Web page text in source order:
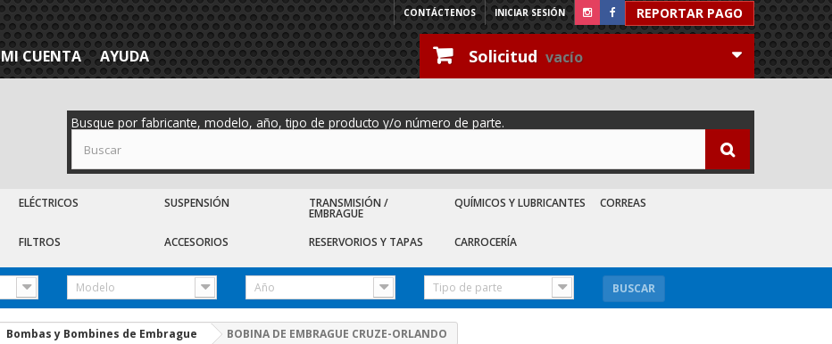
REPORTAR PAGO
INICIAR SESIÓN
CONTÁCTENOS
MI CUENTA AYUDA Solicitud vacío
Busque por fabricante, modelo, año, tipo de producto y/o número de parte.
ELÉCTRICOS SUSPENSIÓN TRANSMISIÓN /
EMBRAGUE
QUÍMICOS Y LUBRICANTES CORREAS
FILTROS ACCESORIOS RESERVORIOS Y TAPAS CARROCERÍA
Modelo Año Tipo de parte BUSCAR
Bombas y Bombines de Embrague BOBINA DE EMBRAGUE CRUZE-ORLANDO